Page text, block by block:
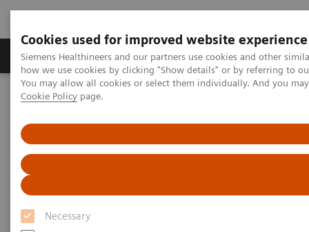
Cookies used for improved website experience
Siemens Healthineers and our partners use cookies and other
how we use cookies by clicking "Show details" or by referring to
You may allow all cookies or select them individually. And you
Cookie Policy page.
Necessary
Productos y servicios Especialidades clínicas
Home Medical Imaging
Image 77
Image 77